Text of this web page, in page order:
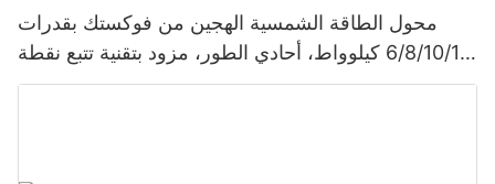
محول الطاقة الشمسية الهجين من فوكستك بقدرات
6/8/10/12 كيلوواط، أحادي الطور، مزود بتقنية تتبع نقطة
الطاقة القصوى (MPPT)، يدعم توصيل 9 وحدات بالتوازي